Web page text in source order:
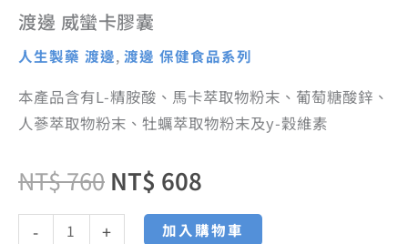
渡邊 威蠻卡膠囊
人生製藥 渡邊, 渡邊 保健食品系列
本產品含有L-精胺酸、馬卡萃取物粉末、葡萄糖酸鋅、
人蔘萃取物粉末、牡蠣萃取物粉末及y-穀維素
NT$760 NT$ 608
- + 加入購物車